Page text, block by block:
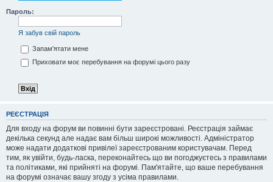
Пароль:
Я забув свій пароль
Запам'ятати мене
Приховати моє перебування на форумі цього разу
РЕЄСТРАЦІЯ
Для входу на форум ви повинні бути зареєстровані. Реєстрація займає
декілька секунд але надає вам більш широкі можливості. Адміністратор
може надати додаткові привілеї зареєстрованим користувачам. Перед
тим, як увійти, будь-ласка, переконайтесь що ви погоджуєтесь з правилами
та політиками, які прийняті на форумі. Пам'ятайте, що ваше перебування
на форумі означає вашу згоду з усіма правилами.